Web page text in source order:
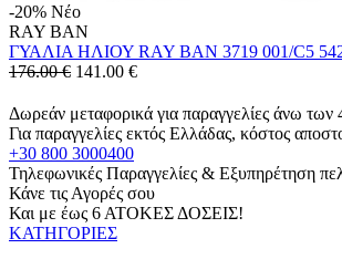
-20% Νέο
RAY BAN
ΓΥΑΛΙΑ ΗΛΙΟΥ RAY BAN 3719 001/C5
176.00 € 141.00 €
Δωρεάν μεταφορικά για παραγγελίες άνω των
Για παραγγελίες εκτός Ελλάδας, κόστος
+30 800 3000400
Τηλεφωνικές Παραγγελίες & Εξυπηρέτηση
Κάνε τις Αγορές σου
Και με έως 6 ΑΤΟΚΕΣ ΔΟΣΕΙΣ!
ΚΑΤΗΓΟΡΙΕΣ